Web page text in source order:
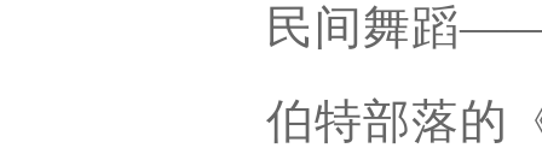
民间舞蹈
伯特部落的